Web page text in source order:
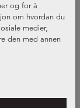
og for å
om hvordan du
medier,
den med annen
de har samlet